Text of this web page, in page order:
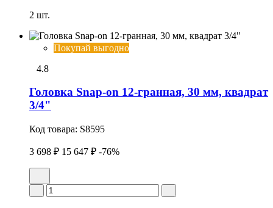
2 шт.
Покупай выгодно
4.8
Головка Snap-on 12-гранная, 30 мм, квадрат
3/4"
Код товара: S8595
3 698 ₽ 15 647 ₽ -76%